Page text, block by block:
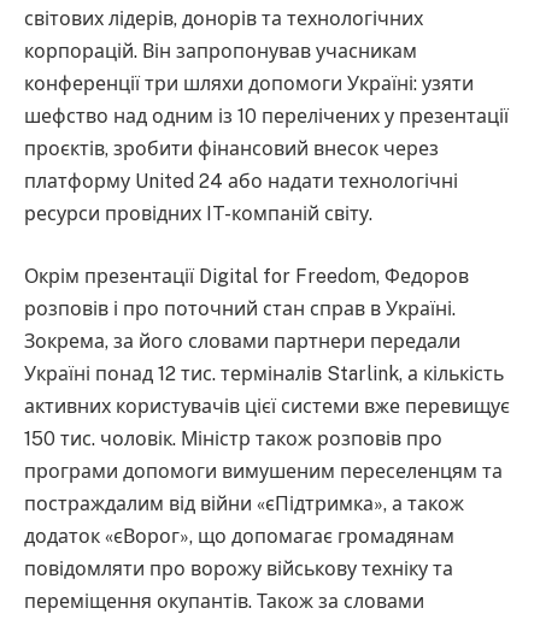
світових лідерів, донорів та технологічних
корпорацій. Він запропонував учасникам
конференції три шляхи допомоги Україні: узяти
шефство над одним із 10 перелічених у презентації
проєктів, зробити фінансовий внесок через
платформу United 24 або надати технологічні
ресурси провідних IT-компаній світу.
Окрім презентації Digital for Freedom, Федоров
розповів і про поточний стан справ в Україні.
Зокрема, за його словами партнери передали
Україні понад 12 тис. терміналів Starlink, а кількість
активних користувачів цієї системи вже перевищує
150 тис. чоловік. Міністр також розповів про
програми допомоги вимушеним переселенцям та
постраждалим від війни «єПідтримка», а також
додаток «єВорог», що допомагає громадянам
повідомляти про ворожу військову техніку та
переміщення окупантів. Також за словами